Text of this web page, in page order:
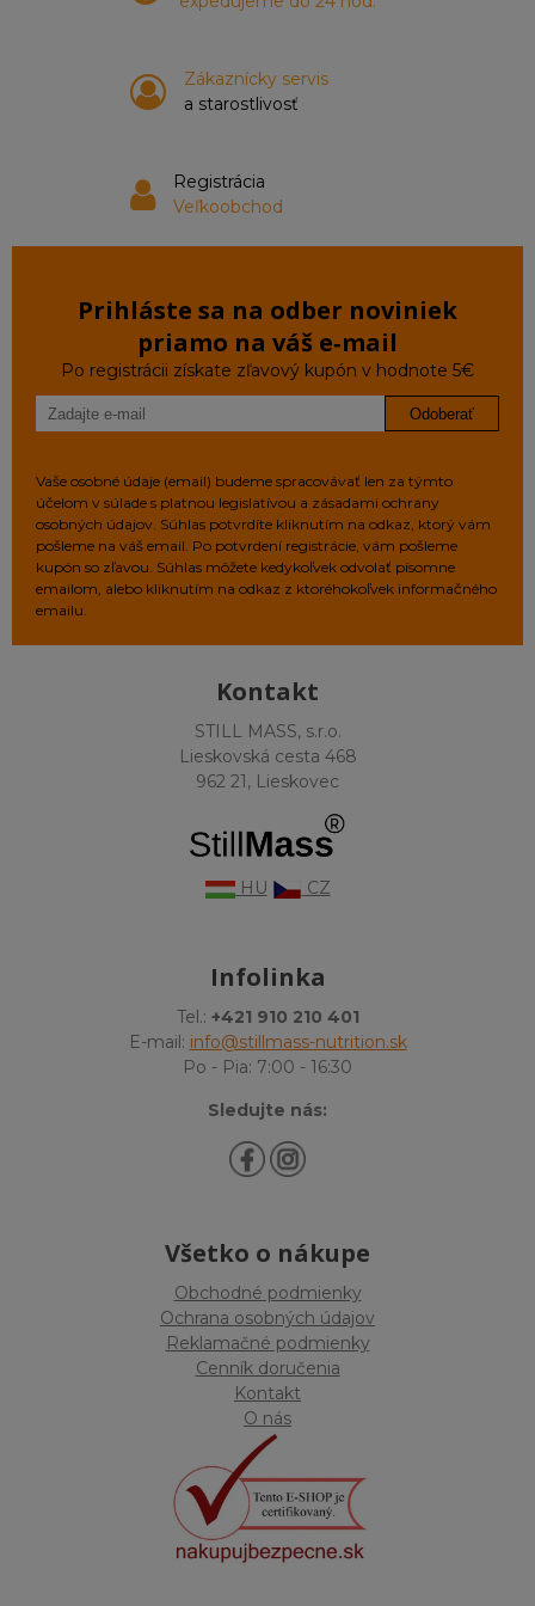
Zákaznícky servis
a starostlivosť
Registrácia
Veľkoobchod
Prihláste sa na odber noviniek
priamo na váš e‑mail
Po registrácii získate zľavový kupón v hodnote 5€
Odoberať
Vaše osobné údaje (email) budeme spracovávať len za týmto
účelom v súlade s platnou legislatívou a zásadami ochrany
osobných údajov. Súhlas potvrdíte kliknutím na odkaz, ktorý vám
pošleme na váš email. Po potvrdení registrácie, vám pošleme
kupón so zľavou. Súhlas môžete kedykoľvek odvolať písomne
emailom, alebo kliknutím na odkaz z ktoréhokoľvek informačného
emailu.
Kontakt
STILL MASS, s.r.o.
Lieskovská cesta 468
962 21, Lieskovec
HU CZ
Infolinka
Tel.: +421 910 210 401
E-mail: info@stillmass-nutrition.sk
Po - Pia: 7:00 - 16:30
Sledujte nás:
Všetko o nákupe
Obchodné podmienky
Ochrana osobných údajov
Reklamačné podmienky
Cenník doručenia
Kontakt
O nás